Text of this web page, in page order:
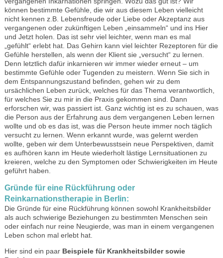
können bestimmte Gefühle, die wir aus diesem Leben vielleicht
nicht kennen z.B. Lebensfreude oder Liebe oder Akzeptanz aus
vergangenen oder zukünftigen Leben „einsammeln“ und ins Hier
und Jetzt holen. Das ist sehr viel leichter, wenn man es mal
„gefühlt“ erlebt hat. Das Gehirn kann viel leichter Rezeptoren für die
Gefühle herstellen, als wenn der Klient sie „versucht“ zu lernen.
Denn letztlich dafür inkarnieren wir immer wieder erneut – um
bestimmte Gefühle oder Tugenden zu meistern. Wenn Sie sich in
dem Entspannungszustand befinden, gehen wir zu dem
ursächlichen Leben zurück, welches für das Thema verantwortlich,
für welches Sie zu mir in die Praxis gekommen sind. Dann
erforschen wir, was passiert ist. Ganz wichtig ist es zu schauen, was
die Person aus der Erfahrung aus dem vergangenen Leben lernen
wollte und ob es das ist, was die Person heute immer noch täglich
versucht zu lernen. Wenn erkannt wurde, was gelernt werden
wollte, geben wir dem Unterbewusstsein neue Perspektiven, damit
es aufhören kann im Heute wiederholt lästige Lernsituationen zu
kreieren, welche zu den Symptomen oder Schwierigkeiten im Heute
geführt haben.
Gründe für eine Rückführung oder
Reinkarnationstherapie in Berlin:
Die Gründe für eine Rückführung können sowohl Krankheitsbilder
als auch schwierige Beziehungen zu bestimmten Menschen sein
oder einfach nur reine Neugierde, was man in einem vergangenen
Leben schon mal erlebt hat.
Hier sind ein paar Beispiele für Krankheitsbilder sowie